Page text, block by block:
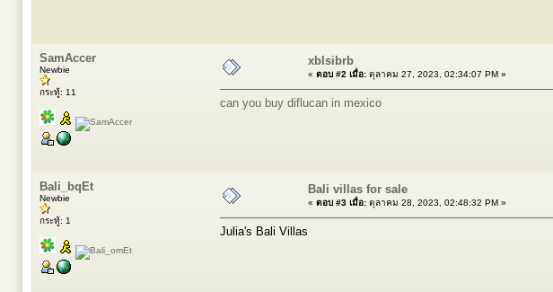
SamAccer
Newbie
กระทู้: 11
xblsibrb
« ตอบ #2 เมื่อ: ตุลาคม 27, 2023, 02:34:07 PM »
can you buy diflucan in mexico
Bali_bqEt
Newbie
กระทู้: 1
Bali villas for sale
« ตอบ #3 เมื่อ: ตุลาคม 28, 2023, 02:48:32 PM »
Julia's Bali Villas